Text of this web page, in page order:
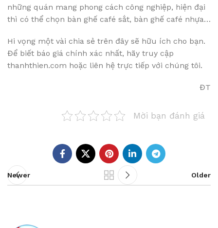
những quán mang phong cách công nghiệp, hiện đại
thì có thể chọn bàn ghế café sắt, bàn ghế café nhựa…
Hi vọng một vài chia sẻ trên đây sẽ hữu ích cho bạn.
Để biết báo giá chính xác nhất, hãy truy cập
thanhthien.com hoặc liên hệ trực tiếp với chúng tôi.
ĐT
Mời bạn đánh giá
Newer Older